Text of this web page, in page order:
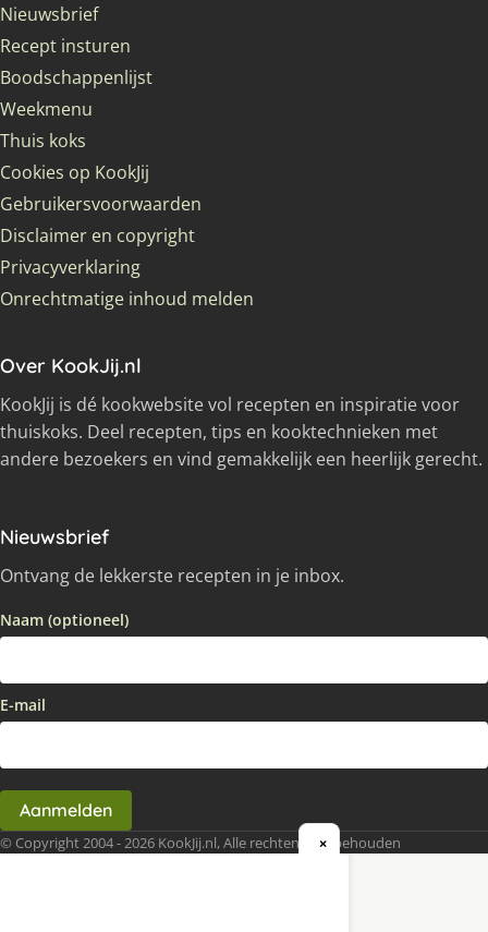
Nieuwsbrief
Recept insturen
Boodschappenlijst
Weekmenu
Thuis koks
Cookies op KookJij
Gebruikersvoorwaarden
Disclaimer en copyright
Privacyverklaring
Onrechtmatige inhoud melden
Over KookJij.nl
KookJij is dé kookwebsite vol recepten en inspiratie voor
thuiskoks. Deel recepten, tips en kooktechnieken met
andere bezoekers en vind gemakkelijk een heerlijk gerecht.
Nieuwsbrief
Ontvang de lekkerste recepten in je inbox.
Naam (optioneel)
E-mail
Aanmelden
© Copyright 2004 - 2026 KookJij.nl, Alle rechten voorbehouden
×